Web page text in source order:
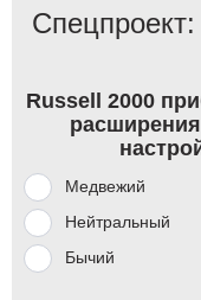
Russell 2000
Медвежий
Нейтральный
Бычий